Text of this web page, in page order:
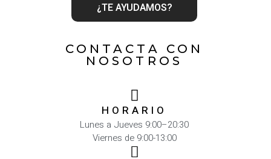
¿TE AYUDAMOS?
CONTACTA CON
NOSOTROS
HORARIO
Lunes a Jueves 9:00–20:30
Viernes de 9:00-13:00